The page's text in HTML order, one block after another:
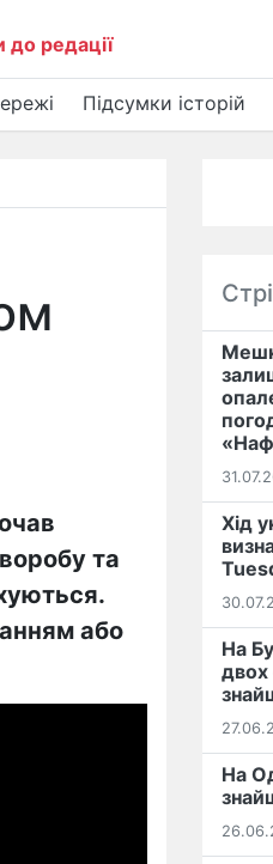
до редації
Підсумки історій
та
або
Хід
На
двох
На